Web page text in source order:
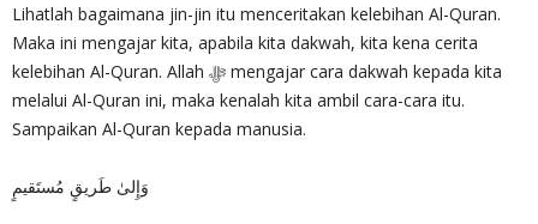
Lihatlah bagaimana jin-jin itu menceritakan kelebihan Al-Quran.
Maka ini mengajar kita, apabila kita dakwah, kita kena cerita
kelebihan Al-Quran. Allah ﷻ mengajar cara dakwah kepada kita
melalui Al-Quran ini, maka kenalah kita ambil cara-cara itu.
Sampaikan Al-Quran kepada manusia.
وَإِلىٰ طَريقٍ مُستَقيمٍ